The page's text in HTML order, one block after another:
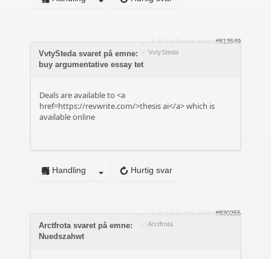
1 år 5 måneder siden #813549
VvtySteda
VvtySteda svaret på emne:
buy argumentative essay tet
Deals are available to <a
href=https://revwrite.com/>thesis ai</a> which is
available online
Hurtig svar
Handling
1 år 4 måneder siden
#830255
Arctfrota
Arctfrota svaret på emne:
Nuedszahwt